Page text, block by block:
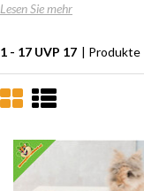
Lesen Sie mehr
1 - 17 UVP 17 | Produkte